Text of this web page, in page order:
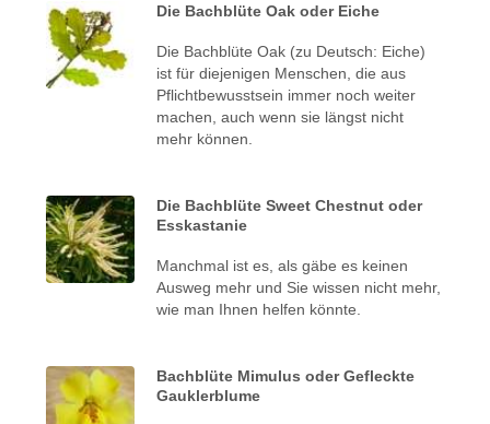
Die Bachblüte Oak oder Eiche
Die Bachblüte Oak (zu Deutsch: Eiche)
ist für diejenigen Menschen, die aus
Pflichtbewusstsein immer noch weiter
machen, auch wenn sie längst nicht
mehr können.
Die Bachblüte Sweet Chestnut oder
Esskastanie
Manchmal ist es, als gäbe es keinen
Ausweg mehr und Sie wissen nicht mehr,
wie man Ihnen helfen könnte.
Bachblüte Mimulus oder Gefleckte
Gauklerblume